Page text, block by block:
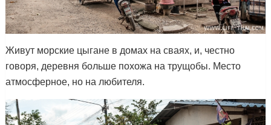
Живут морские цыгане в домах на сваях, и, честно
говоря, деревня больше похожа на трущобы. Место
атмосферное, но на любителя.